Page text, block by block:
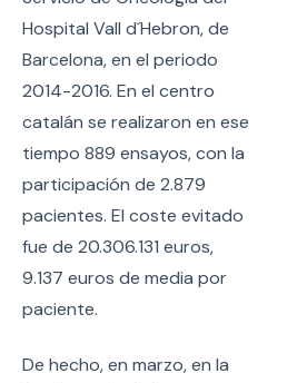
Hospital Vall d´Hebron, de
Barcelona, en el periodo
2014-2016. En el centro
catalán se realizaron en ese
tiempo 889 ensayos, con la
participación de 2.879
pacientes. El coste evitado
fue de 20.306.131 euros,
9.137 euros de media por
paciente.
De hecho, en marzo, en la